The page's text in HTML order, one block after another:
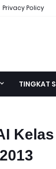
Privacy Policy
TINGKAT